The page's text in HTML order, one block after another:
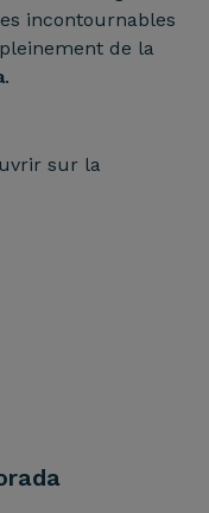
incontournables
de la
.